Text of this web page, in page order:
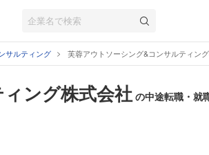
サルティング 芙蓉アウトソーシング&コンサルティン
ング株式会社 の中途転職・就